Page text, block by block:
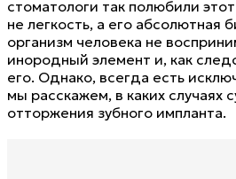
стоматологи так полюбили
не легкость, а его абсолютная
организм человека не
инородный элемент и, как
его. Однако, всегда есть
мы расскажем, в каких случаях
отторжения зубного импланта.